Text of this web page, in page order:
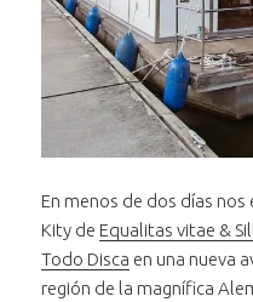
En menos de dos días
Kity de Equalitas vitae &
Todo Disca en una nueva
región de la magnífica